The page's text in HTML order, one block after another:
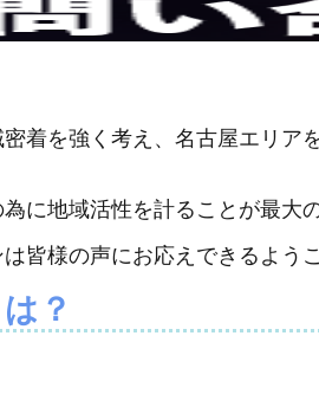
着を強く考え、名古屋エリア
に地域活性を計ることが最大
皆様の声にお応えできるよう
？